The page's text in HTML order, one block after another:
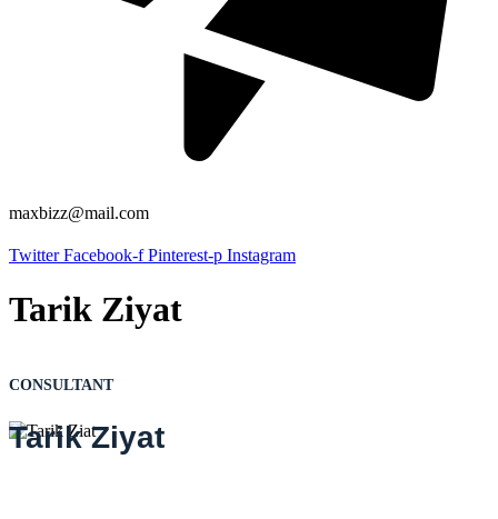
maxbizz@mail.com
Twitter Facebook-f Pinterest-p Instagram
Tarik Ziyat
CONSULTANT
Tarik Ziyat